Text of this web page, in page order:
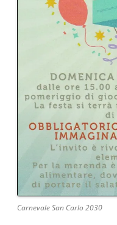
Carnevale San Carlo 2030